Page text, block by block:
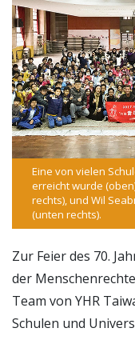
Eine von vielen
erreicht wurde
rechts), und Wil
(unten rechts).
Zur Feier des 70.
der
Team von YHR
Schulen und